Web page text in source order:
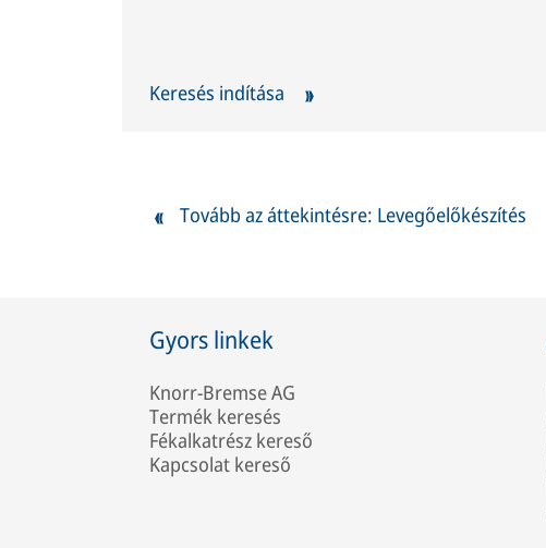
Keresés indítása
Tovább az áttekintésre: Levegőelőkészítés
Gyors linkek
Knorr-Bremse AG
Termék keresés
Fékalkatrész kereső
Kapcsolat kereső